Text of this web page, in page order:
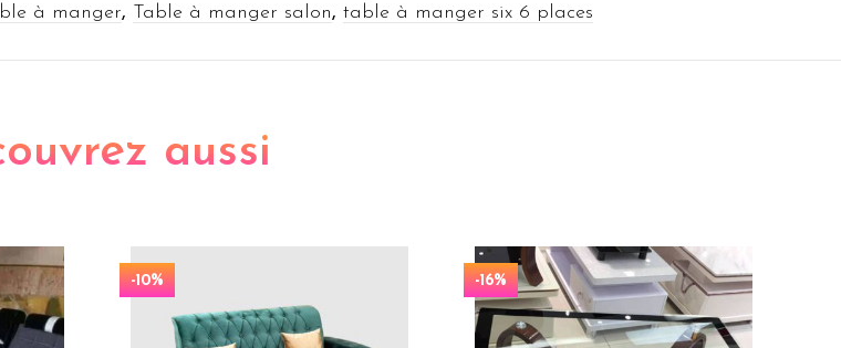
à manger, Table à manger salon, table à manger six 6 places
aussi
-10% -16%